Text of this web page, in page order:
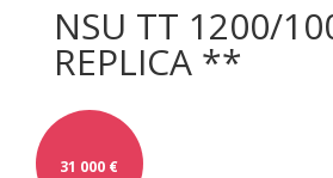
NSU TT 1200/
REPLICA **
31 000 €